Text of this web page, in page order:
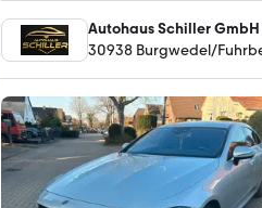
Autohaus Schiller GmbH
30938 Burgwedel/